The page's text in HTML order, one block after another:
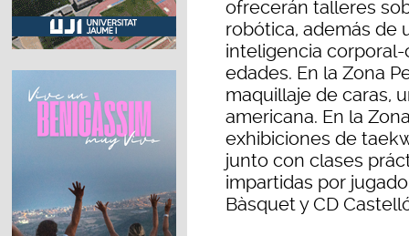
ofrecerán talleres
robótica, además de
inteligencia
edades. En la Zona
maquillaje de caras,
americana. En la
exhibiciones de
junto con clases
impartidas por
Bàsquet y CD